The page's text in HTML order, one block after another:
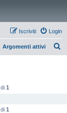
Login
Iscriviti
Argomenti attivi
di 1
di 1